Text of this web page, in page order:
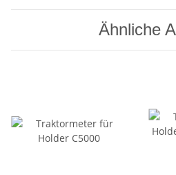
Ähnliche